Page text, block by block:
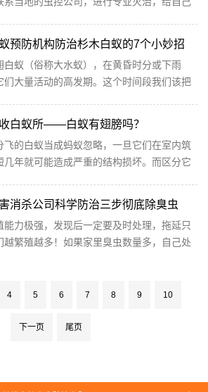
预防机构防治杉木白蚁的7个小妙招
白蚁（俗称大水蚁），在黄昏时分或下雨
们大量活动的高发期。这个时间段我们该把
白蚁所——白蚁有翅膀吗？
飞的白蚁当成蚂蚁忽略，一旦它们在室内筑
几年就可能造成严重的结构损坏。而区分它
消杀公司科学防治三步彻底除臭虫
能力极强，发现后一定要及时处理，拖延只
越繁殖越多！如果家里臭虫数量多，自己处
4 5 6 7 8 9 10
下一页 尾页